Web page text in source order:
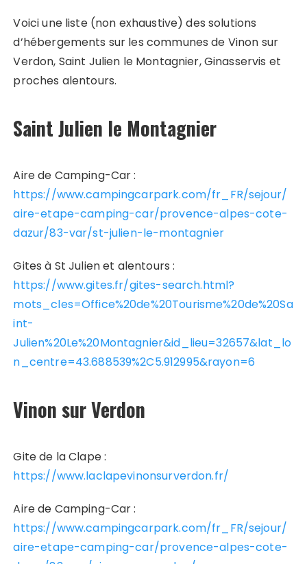
Voici une liste (non exhaustive) des solutions
d’hébergements sur les communes de Vinon sur
Verdon, Saint Julien le Montagnier, Ginasservis et
proches alentours.
Saint Julien le Montagnier
Aire de Camping-Car :
https://www.campingcarpark.com/fr_FR/sejour/
aire-etape-camping-car/provence-alpes-cote-
dazur/83-var/st-julien-le-montagnier
Gites à St Julien et alentours :
https://www.gites.fr/gites-search.html?
mots_cles=Office%20de%20Tourisme%20de%20Sa
int-
Julien%20Le%20Montagnier&id_lieu=32657&lat_lo
n_centre=43.688539%2C5.912995&rayon=6
Vinon sur Verdon
Gite de la Clape :
https://www.laclapevinonsurverdon.fr/
Aire de Camping-Car :
https://www.campingcarpark.com/fr_FR/sejour/
aire-etape-camping-car/provence-alpes-cote-